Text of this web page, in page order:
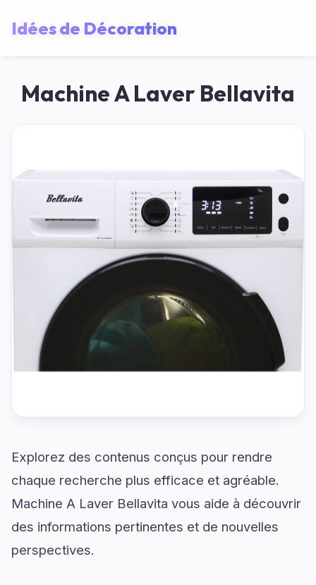
Idées de Décoration
Machine A Laver Bellavita
Explorez des contenus conçus pour rendre
chaque recherche plus efficace et agréable.
Machine A Laver Bellavita vous aide à découvrir
des informations pertinentes et de nouvelles
perspectives.